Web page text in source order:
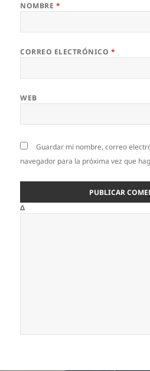
NOMBRE *
CORREO ELECTRÓNICO *
WEB
Guardar mi nombre, correo
navegador para la próxima vez que
Δ